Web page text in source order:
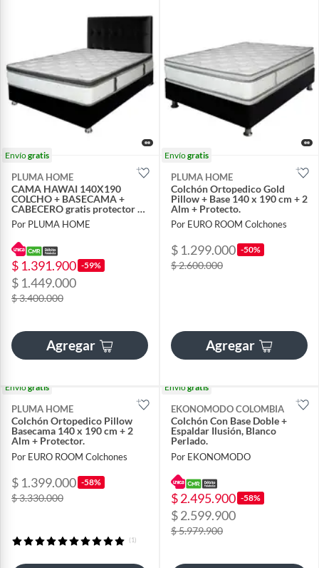
Envíogratis
PLUMA HOME
CAMA HAWAI 140X190
COLCHO + BASECAMA +
CABECERO gratis protector +
alm
Por PLUMA HOME
$ 1.391.900 -59%
$ 1.449.000
$ 3.400.000
Agregar
Envíogratis
PLUMA HOME
Colchón Ortopedico Gold
Pillow + Base 140 x 190 cm + 2
Alm + Protecto.
Por EURO ROOM Colchones
$ 1.299.000 -50%
$ 2.600.000
Agregar
Envíogratis
PLUMA HOME
Colchón Ortopedico Pillow
Basecama 140 x 190 cm + 2
Alm + Protector.
Por EURO ROOM Colchones
$ 1.399.000 -58%
$ 3.330.000
(1)
Envíogratis
EKONOMODO COLOMBIA
Colchón Con Base Doble +
Espaldar Ilusión, Blanco
Perlado.
Por EKONOMODO
$ 2.495.900 -58%
$ 2.599.900
$ 5.979.900